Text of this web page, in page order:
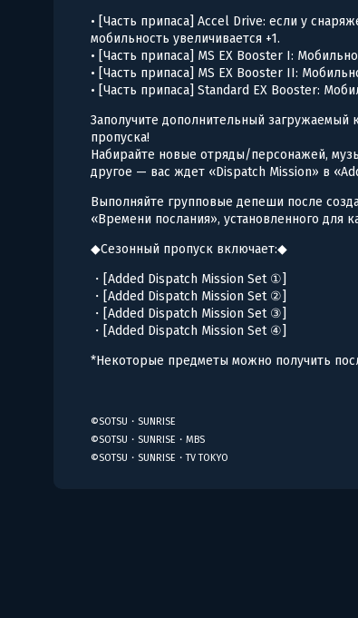
• [Часть припаса] Accel Drive: если у
мобильность увеличивается +1.
• [Часть припаса] MS EX Booster I:
• [Часть припаса] MS EX Booster II:
• [Часть припаса] Standard EX Booster:
Заполучите дополнительный загружаемый
пропуска!
Набирайте новые отряды/персонажей,
другое — вас ждет «Dispatch Mission» в
Выполняйте групповые депеши после
«Времени послания», установленного для
◆Сезонный пропуск включает:◆
・[Added Dispatch Mission Set ①]
・[Added Dispatch Mission Set ②]
・[Added Dispatch Mission Set ③]
・[Added Dispatch Mission Set ④]
*Некоторые предметы можно получить
©SOTSU・SUNRISE
©SOTSU・SUNRISE・MBS
©SOTSU・SUNRISE・TV TOKYO